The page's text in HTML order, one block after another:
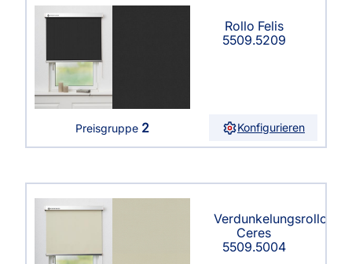
Rollo Felis
5509.5209
Preisgruppe 2 Konfigurieren
Verdunkelungsrollo
Ceres
5509.5004